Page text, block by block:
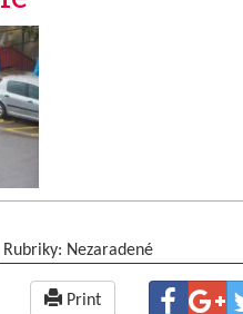
Rubriky: Nezaradené
Print